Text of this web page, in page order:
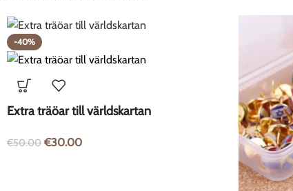
-40%
Extra träöar till världskartan
€50.00 €30.00